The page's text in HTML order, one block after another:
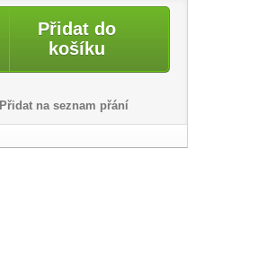
Přidat do
košíku
Přidat na seznam přání